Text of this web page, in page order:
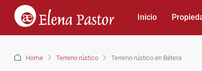
Inicio
Home Terreno rústico Terreno rústico en Bétera